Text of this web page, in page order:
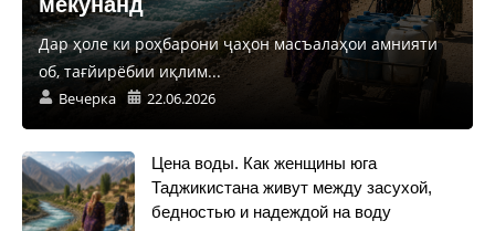
Дар ҳоле ки роҳбарони ҷаҳон масъалаҳои амнияти
об, тағйирёбии иқлим...
Вечерка 22.06.2026
Цена воды. Как женщины юга
Таджикистана живут между засухой,
бедностью и надеждой на воду